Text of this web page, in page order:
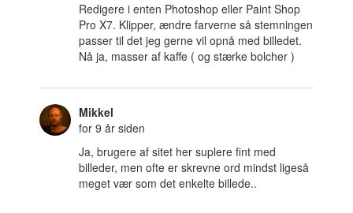
Redigere i enten Photoshop eller Paint Shop
Pro X7. Klipper, ændre farverne så stemningen
passer til det jeg gerne vil opnå med billedet.
Nå ja, masser af kaffe ( og stærke bolcher )
Mikkel
for 9 år siden
Ja, brugere af sitet her suplere fint med
billeder, men ofte er skrevne ord mindst ligeså
meget vær som det enkelte billede..